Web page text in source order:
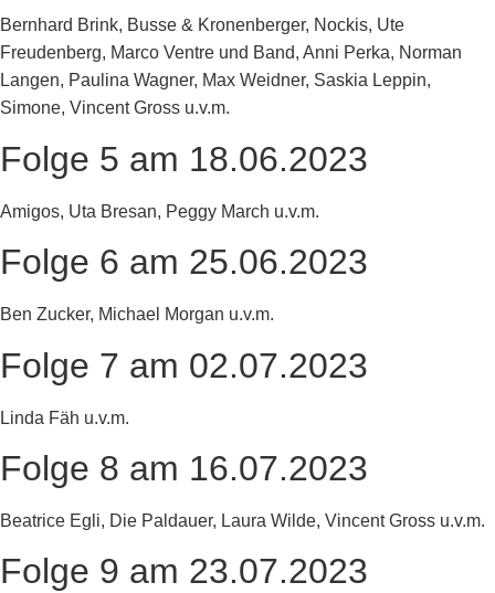
Bernhard Brink, Busse & Kronenberger, Nockis, Ute
Freudenberg, Marco Ventre und Band, Anni Perka, Norman
Langen, Paulina Wagner, Max Weidner, Saskia Leppin,
Simone, Vincent Gross u.v.m.
Folge 5 am 18.06.2023
Amigos, Uta Bresan, Peggy March u.v.m.
Folge 6 am 25.06.2023
Ben Zucker, Michael Morgan u.v.m.
Folge 7 am 02.07.2023
Linda Fäh u.v.m.
Folge 8 am 16.07.2023
Beatrice Egli, Die Paldauer, Laura Wilde, Vincent Gross u.v.m.
Folge 9 am 23.07.2023